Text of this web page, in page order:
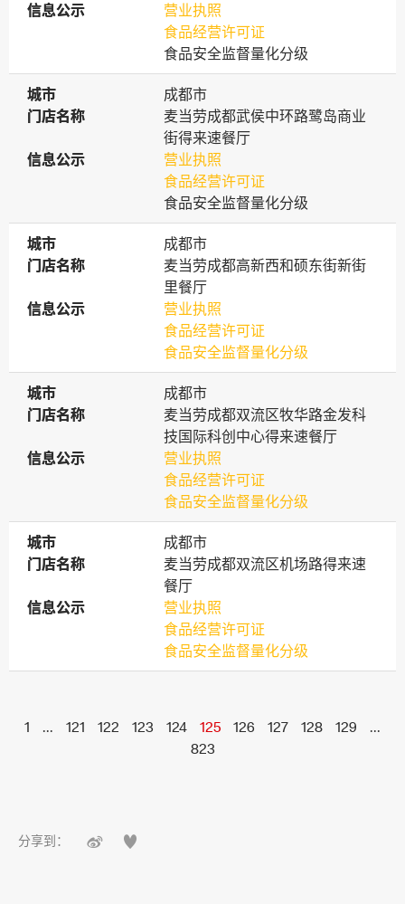
信息公示
信息公示
营业执照
食品经营许可证
食品安全监督量化分级
城市
城市
成都市
门店名称
门店名称
麦当劳成都武侯中环路鹭岛商业
街得来速餐厅
信息公示
信息公示
营业执照
食品经营许可证
食品安全监督量化分级
城市
城市
成都市
门店名称
门店名称
麦当劳成都高新西和硕东街新街
里餐厅
信息公示
信息公示
营业执照
食品经营许可证
食品安全监督量化分级
城市
城市
成都市
门店名称
门店名称
麦当劳成都双流区牧华路金发科
技国际科创中心得来速餐厅
信息公示
信息公示
营业执照
食品经营许可证
食品安全监督量化分级
城市
城市
成都市
门店名称
门店名称
麦当劳成都双流区机场路得来速
餐厅
信息公示
信息公示
营业执照
食品经营许可证
食品安全监督量化分级
1 ... 121 122 123 124 125 126 127 128 129
...
823
分享到：  